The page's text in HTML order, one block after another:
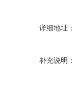
详细地址：
补充说明：